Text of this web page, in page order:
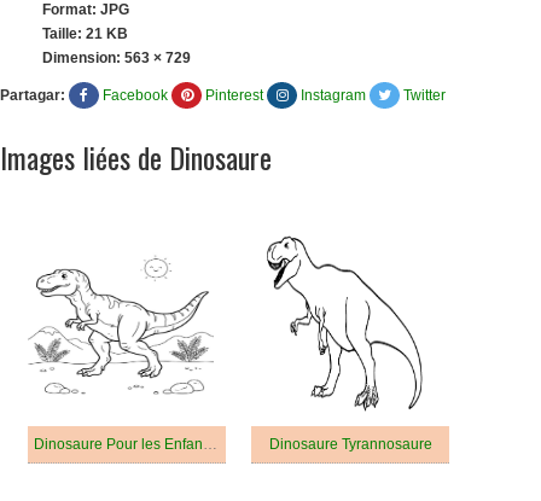
Format: JPG
Taille: 21 KB
Dimension: 563 × 729
Partagar: Facebook Pinterest Instagram Twitter
Images liées de Dinosaure
Dinosaure Pour les Enfants de 6 An Dinosaure Tyrannosaure